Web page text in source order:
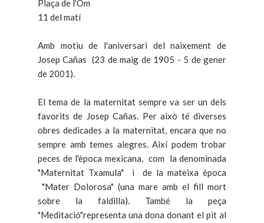
Plaça de l'Om
11 del matí
Amb motiu de l'aniversari del naixement de
Josep Cañas (23 de maig de 1905 - 5 de gener
de 2001).
El tema de la maternitat sempre va ser un dels
favorits de Josep Cañas. Per això té diverses
obres dedicades a la maternitat, encara que no
sempre amb temes alegres. Així podem trobar
peces de l'època mexicana, com la denominada
"Maternitat Txamula" i de la mateixa època
"Mater Dolorosa" (una mare amb el fill mort
sobre la faldilla). També la peça
"Meditació"representa una dona donant el pit al